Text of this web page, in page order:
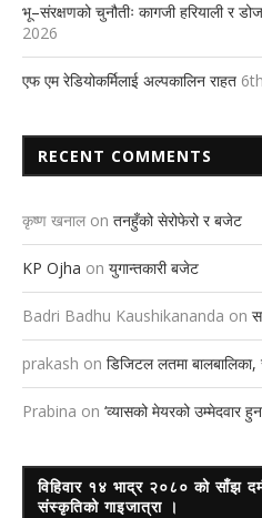
भू–संरक्षणको चुनौतीः कागजी हरियाली र
2026
एफ एम रेडियोकर्मिलाई अल्पकालिन राहत
RECENT COMMENTS
कृष्ण खनाल on तनहुँको सेरोफेरो र बजेट
KP Ojha on युगान्तकारी बजेट
Badri Badhu Kaushikananda on
prakash on डिजिटल लतमा
Prabina on ‘व्यासको मेयरको उम्मेदवार
विहिवार १४ भाद्र २०८० को साँझ
संस्कृतिको गाइजात्रा ।